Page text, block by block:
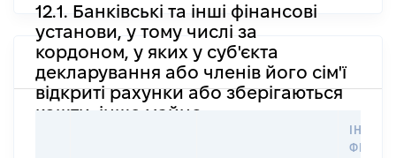
12.1. Банківські та інші фінансові
установи, у тому числі за
кордоном, у яких у суб'єкта
декларування або членів його сім'ї
відкриті рахунки або зберігаються
кошти, інше майно